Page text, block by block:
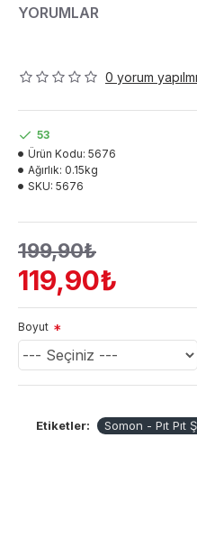
YORUMLAR
0 yorum
119,90₺
199,90₺
53
Ürün Kodu: 5676
Ağırlık: 0.15kg
SKU: 5676
Boyut
Etiketler: Somon - Pıt Pıt